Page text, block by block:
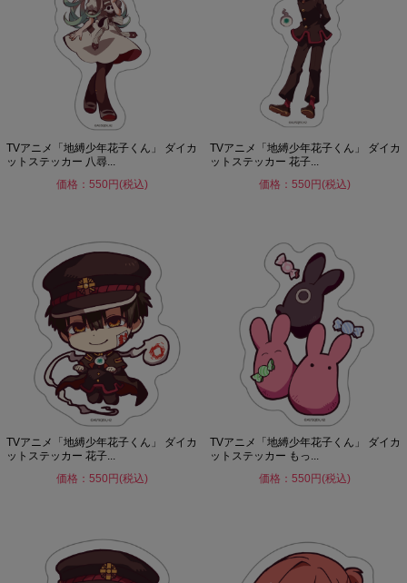
TVアニメ「地縛少年花子くん」 ダイカ
ットステッカー 八尋...
価格：550円(税込)
TVアニメ「地縛少年花子くん」 ダイカ
ットステッカー 花子...
価格：550円(税込)
TVアニメ「地縛少年花子くん」 ダイカ
ットステッカー 花子...
価格：550円(税込)
TVアニメ「地縛少年花子くん」 ダイカ
ットステッカー もっ...
価格：550円(税込)